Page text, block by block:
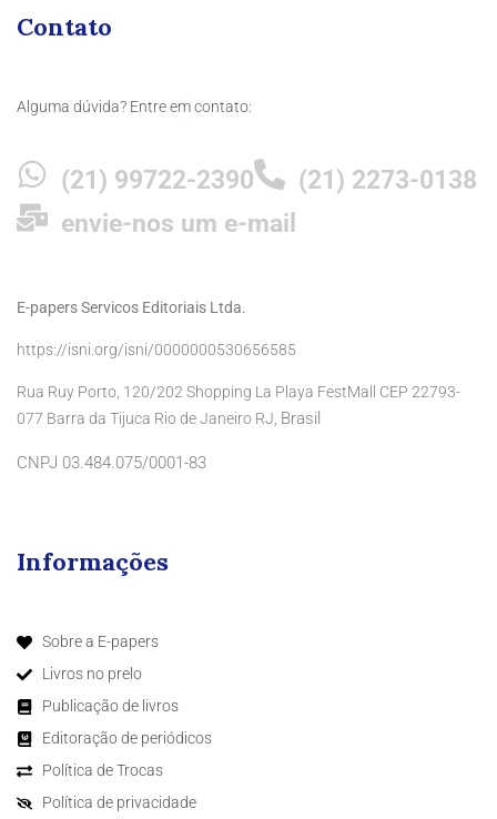
Contato
Alguma dúvida? Entre em contato:
(21) 99722-2390
(21) 2273-0138
envie-nos um e-mail
E-papers Servicos Editoriais Ltda.
https://isni.org/isni/0000000530656585
Rua Ruy Porto, 120/202 Shopping La Playa FestMall CEP 22793-
077 Barra da Tijuca Rio de Janeiro RJ, Brasil
CNPJ 03.484.075/0001-83
Informações
Sobre a E-papers
Livros no prelo
Publicação de livros
Editoração de periódicos
Política de Trocas
Política de privacidade